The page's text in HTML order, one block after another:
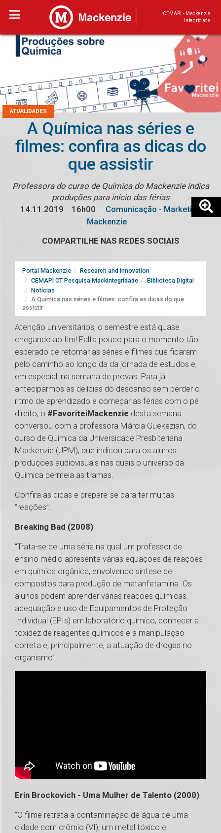
CEMAPI - Mackenzie
Integridade
ATUALIDADES
A Química nas séries e
filmes: confira as dicas do
que assistir
Professora do curso de Química do Mackenzie indica
produções para início das férias
14.11.2019
16h00
Comunicação - Marketing
Mackenzie
COMPARTILHE NAS REDES SOCIAIS
Portal Mackenzie
Research and Innovation
CEMAPI CT Pesquisa MackIntegridade
Biblioteca Digital
Notícias
A Química nas séries e filmes: confira as dicas do que
assistir
Atenção universitários, o semestre está quase
chegando ao fim! Falta pouco para o momento tão
esperado de retomar as séries e filmes que ficaram
pelo caminho ao longo da da jornada de estudos e,
em especial, na semana de provas. Para já
anteciparmos as delícias do descanso sem perder o
ritmo de aprendizado e começar as férias com o pé
direito, o #FavoriteiMackenzie desta semana
conversou com a professora Márcia Guekezian, do
curso de Química da Universidade Presbiteriana
Mackenzie (UPM), que indicou para os alunos
produções audiovisuais nas quais o universo da
Química permeia as tramas.
Confira as dicas e prepare-se para ter muitas
“reações”:
Breaking Bad (2008)
“Trata-se de uma série na qual um professor de
ensino médio apresenta várias equações de reações
em química orgânica, envolvendo síntese de
compostos para produção de metanfetamina. Os
alunos podem aprender várias reações químicas,
adequação e uso de Equipamentos de Proteção
Individual (EPIs) em laboratório químico, conhecer a
toxidez de reagentes químicos e a manipulação
correta e, principalmente, a atuação de drogas no
organismo”.
Erin Brockovich - Uma Mulher de Talento (2000)
“O filme retrata a contaminação de água de uma
cidade com crômio (VI), um metal tóxico e